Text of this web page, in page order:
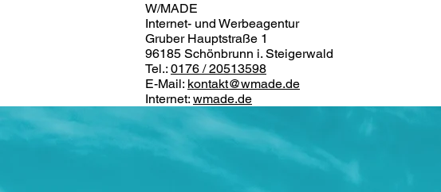
W/MADE
Internet- und Werbeagentur
Gruber Hauptstraße 1
96185 Schönbrunn i. Steigerwald
Tel.: 0176 / 20513598
E-Mail: kontakt@wmade.de
Internet: wmade.de